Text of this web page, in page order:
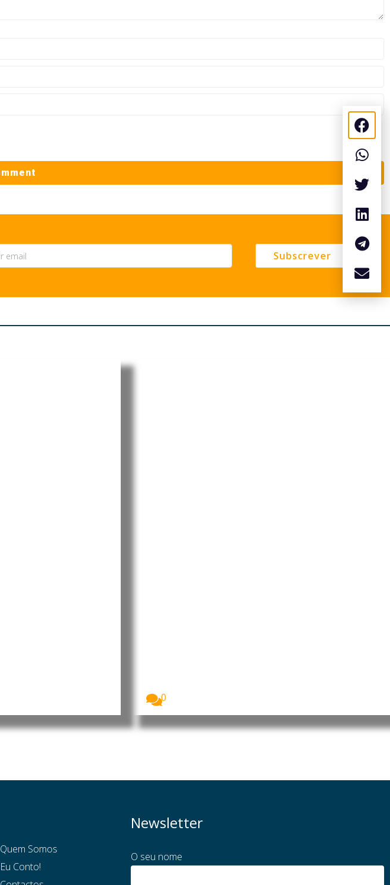
Subscrever
0
Quem Somos
Eu Conto!
Newsletter
O seu nome